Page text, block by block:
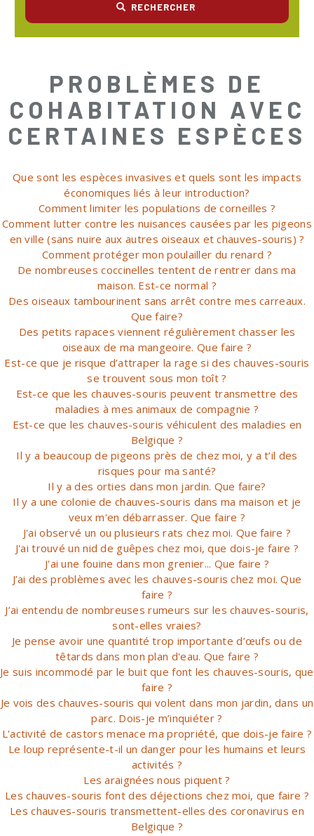
RECHERCHER
PROBLÈMES DE
COHABITATION AVEC
CERTAINES ESPÈCES
Que sont les espèces invasives et quels sont les impacts
économiques liés à leur introduction?
Comment limiter les populations de corneilles ?
Comment lutter contre les nuisances causées par les pigeons
en ville (sans nuire aux autres oiseaux et chauves-souris) ?
Comment protéger mon poulailler du renard ?
De nombreuses coccinelles tentent de rentrer dans ma
maison. Est-ce normal ?
Des oiseaux tambourinent sans arrêt contre mes carreaux.
Que faire?
Des petits rapaces viennent régulièrement chasser les
oiseaux de ma mangeoire. Que faire ?
Est-ce que je risque d’attraper la rage si des chauves-souris
se trouvent sous mon toît ?
Est-ce que les chauves-souris peuvent transmettre des
maladies à mes animaux de compagnie ?
Est-ce que les chauves-souris véhiculent des maladies en
Belgique ?
Il y a beaucoup de pigeons près de chez moi, y a t’il des
risques pour ma santé?
Il y a des orties dans mon jardin. Que faire?
Il y a une colonie de chauves-souris dans ma maison et je
veux m'en débarrasser. Que faire ?
J'ai observé un ou plusieurs rats chez moi. Que faire ?
J'ai trouvé un nid de guêpes chez moi, que dois-je faire ?
J'ai une fouine dans mon grenier... Que faire ?
J’ai des problèmes avec les chauves-souris chez moi. Que
faire ?
J’ai entendu de nombreuses rumeurs sur les chauves-souris,
sont-elles vraies?
Je pense avoir une quantité trop importante d’œufs ou de
têtards dans mon plan d'eau. Que faire ?
Je suis incommodé par le buit que font les chauves-souris, que
faire ?
Je vois des chauves-souris qui volent dans mon jardin, dans un
parc. Dois-je m’inquiéter ?
L'activité de castors menace ma propriété, que dois-je faire ?
Le loup représente-t-il un danger pour les humains et leurs
activités ?
Les araignées nous piquent ?
Les chauves-souris font des déjections chez moi, que faire ?
Les chauves-souris transmettent-elles des coronavirus en
Belgique ?